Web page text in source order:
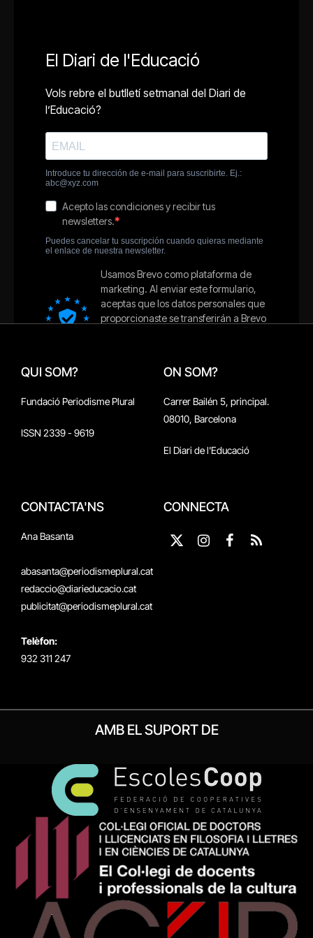
QUI SOM?
Fundació Periodisme Plural
ISSN 2339 - 9619
ON SOM?
Carrer Bailén 5, principal.
08010, Barcelona
El Diari de l'Educació
CONTACTA'NS
Ana Basanta
abasanta@periodismeplural.cat
redaccio@diarieducacio.cat
publicitat@periodismeplural.cat
Telèfon:
932 311 247
CONNECTA
X
Instagram
Facebook
RSS
AMB EL SUPORT DE